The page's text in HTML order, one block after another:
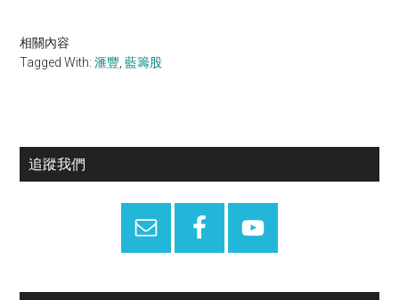
相關內容
Tagged With:滙豐,藍籌股
Primary
追蹤我們